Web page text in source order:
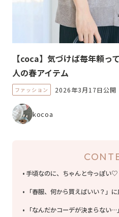
【coca】気づけば毎年頼っ
人の春アイテム
ファッション 2026年3月17日公開
kocoa
手頃なのに、ちゃんと今っぽい♡
「春服、何から買えばいい？」
「なんだかコーデが決まらない